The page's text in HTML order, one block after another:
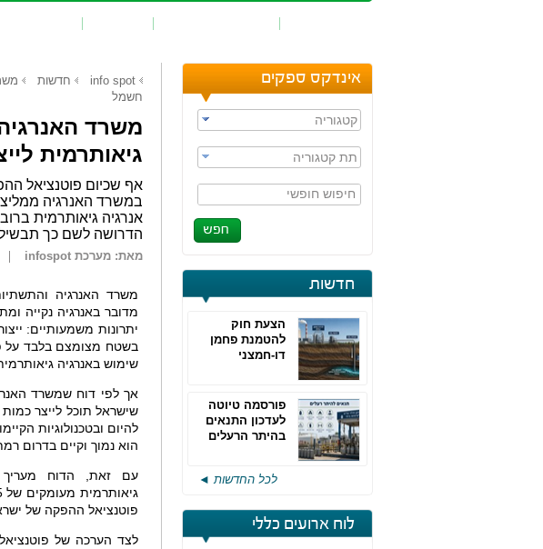
אינדקס ספקים
קטגוריה
תת קטגוריה
חיפוש חופשי
חדשות
הצעת חוק
להטמנת פחמן
דו-חמצני
פורסמה טיוטה
לעדכון התנאים
בהיתר הרעלים
לכל החדשות ◄
לוח ארועים כללי
info spot חדשות
חשמל
משרד
גיאותרמית
אף שכיום פוטנציאל
במשרד האנרגיה
אנרגיה גיאותרמית
הדרושה לשם כך
מאת: מערכת infospot
משרד האנרגיה
יתרונות משמעותיים:
בשטח מצומצם בלבד על
שימוש באנרגיה
אך לפי דוח שמשרד
שישראל תוכל לייצר
להיום ובטכנולוגיות
הוא נמוך וקיים בדרום
עם זאת
הדוח מעריך
פוטנציאל ההפקה של
לצד הערכה של